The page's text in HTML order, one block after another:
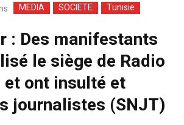
MEDIA SOCIETE Tunisie
: Des manifestants
le siège de Radio
et ont insulté et
journalistes (SNJT)